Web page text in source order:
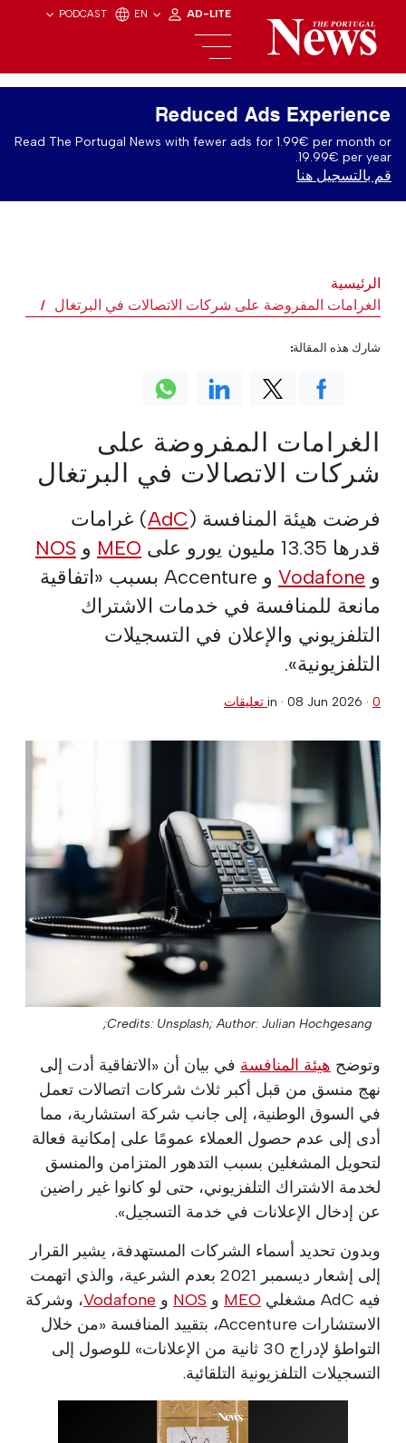
PODCAST EN AD-LITE
Reduced Ads Experience
Read The Portugal News with fewer ads for 1.99€ per month or
19.99€ per year.
قم بالتسجيل هنا
الرئيسية
الغرامات المفروضة على شركات الاتصالات في البرتغال
الغرامات المفروضة على
شركات الاتصالات في البرتغال
فرضت هيئة المنافسة (AdC) غرامات
قدرها 13.35 مليون يورو على
MEO و NOS
و Vodafone
و Accenture بسبب «اتفاقية
مانعة للمنافسة في خدمات الاشتراك
التلفزيوني والإعلان في التسجيلات
التلفزيونية».
in · 08 Jun 2026 · 0 تعليقات
Credits: Unsplash; Author: Julian Hochgesang;
وتوضح هيئة المنافسة في بيان أن «الاتفاقية أدت إلى
نهج منسق من قبل أكبر ثلاث شركات اتصالات تعمل
في السوق الوطنية، إلى جانب شركة استشارية، مما
أدى إلى عدم حصول العملاء عمومًا على إمكانية فعالة
لتحويل المشغلين بسبب التدهور المتزامن والمنسق
لخدمة الاشتراك التلفزيوني، حتى لو كانوا غير راضين
عن إدخال الإعلانات في خدمة التسجيل».
وبدون تحديد أسماء الشركات المستهدفة، يشير القرار
إلى إشعار ديسمبر 2021 بعدم الشرعية، والذي اتهمت
فيه AdC مشغلي
MEO و NOS و Vodafone، وشركة
الاستشارات Accenture، بتقييد المنافسة «من خلال
التواطؤ لإدراج 30 ثانية من الإعلانات» للوصول إلى
التسجيلات التلفزيونية التلقائية.
شارك هذه المقالة: